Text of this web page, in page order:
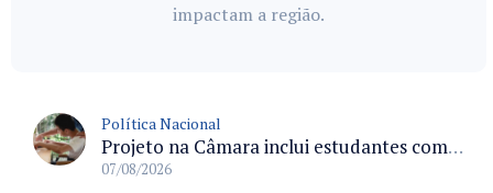
impactam a região.
Política Nacional
Projeto na Câmara inclui estudantes com deficiência no regime escolar especial da LDB e estabelece critérios para frequência
07/08/2026